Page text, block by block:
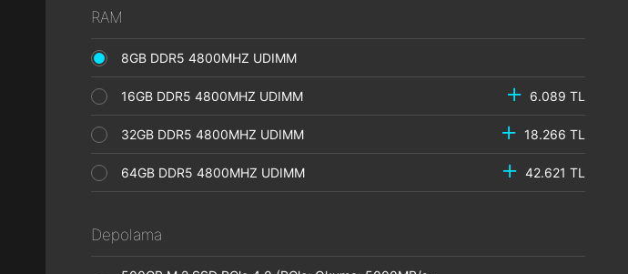
RAM
8GB DDR5 4800MHZ UDIMM
16GB DDR5 4800MHZ UDIMM 6.089 TL
32GB DDR5 4800MHZ UDIMM 18.266 TL
64GB DDR5 4800MHZ UDIMM 42.621 TL
Depolama